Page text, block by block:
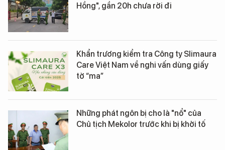
Hồng", gần 20h chưa rời đi
Khẩn trương kiểm tra Công ty Slimaura
Care Việt Nam về nghi vấn dùng giấy
tờ “ma”
Những phát ngôn bị cho là "nổ" của
Chủ tịch Mekolor trước khi bị khởi tố